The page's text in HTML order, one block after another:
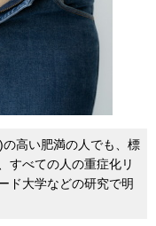
高い肥満の人でも、標
すべての人の重症化リ
ド大学などの研究で明